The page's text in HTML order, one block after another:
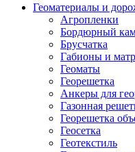
Геоматериалы и
Агропленки
Бордюрный
Брусчатка
Габионы и
Геоматы
Георешетка
Анкеры для
Газонная
Георешетка
Геосетка
Геотекстиль